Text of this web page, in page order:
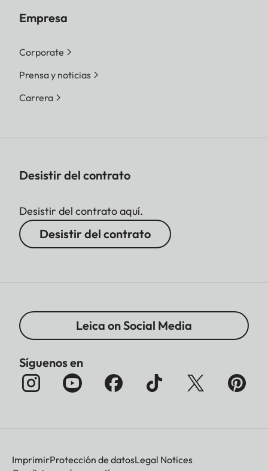
Empresa
Corporate
Prensa y noticias
Carrera
Desistir del contrato
Desistir del contrato aquí.
Desistir del contrato
Leica on Social Media
Síguenos en
ImprimirProtección de datosLegal Notices